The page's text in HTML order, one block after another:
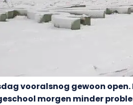
vooralsnog gewoon
morgen minder